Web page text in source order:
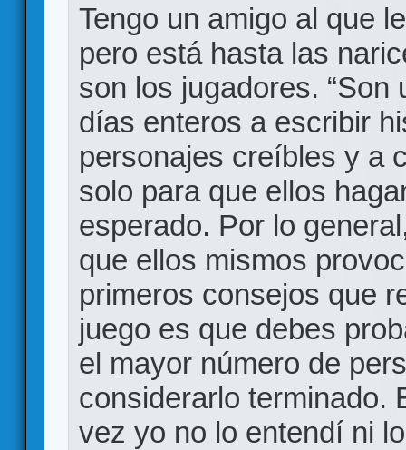
Tengo un amigo al que
pero está hasta las
son los jugadores. “Son
días enteros a escribir
personajes creíbles y a
solo para que ellos
esperado. Por lo
que ellos mismos
primeros consejos que
juego es que debes
el mayor número de
considerarlo terminado.
vez yo no lo entendí ni